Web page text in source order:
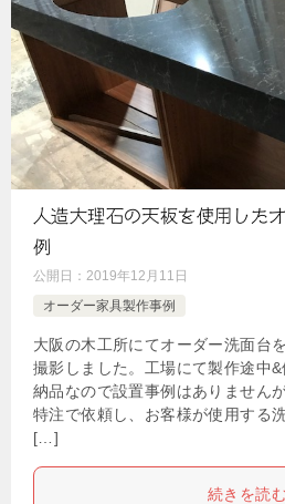
人造大理石の天板を使用した
例
公開日： 2019年12月11日
オーダー家具製作事例
大阪の木工所にてオーダー洗面台
撮影しました。工場にて製作途中
納品なので設置事例はありません
特注で依頼し、お客様が使用する
[…]
続きを読む